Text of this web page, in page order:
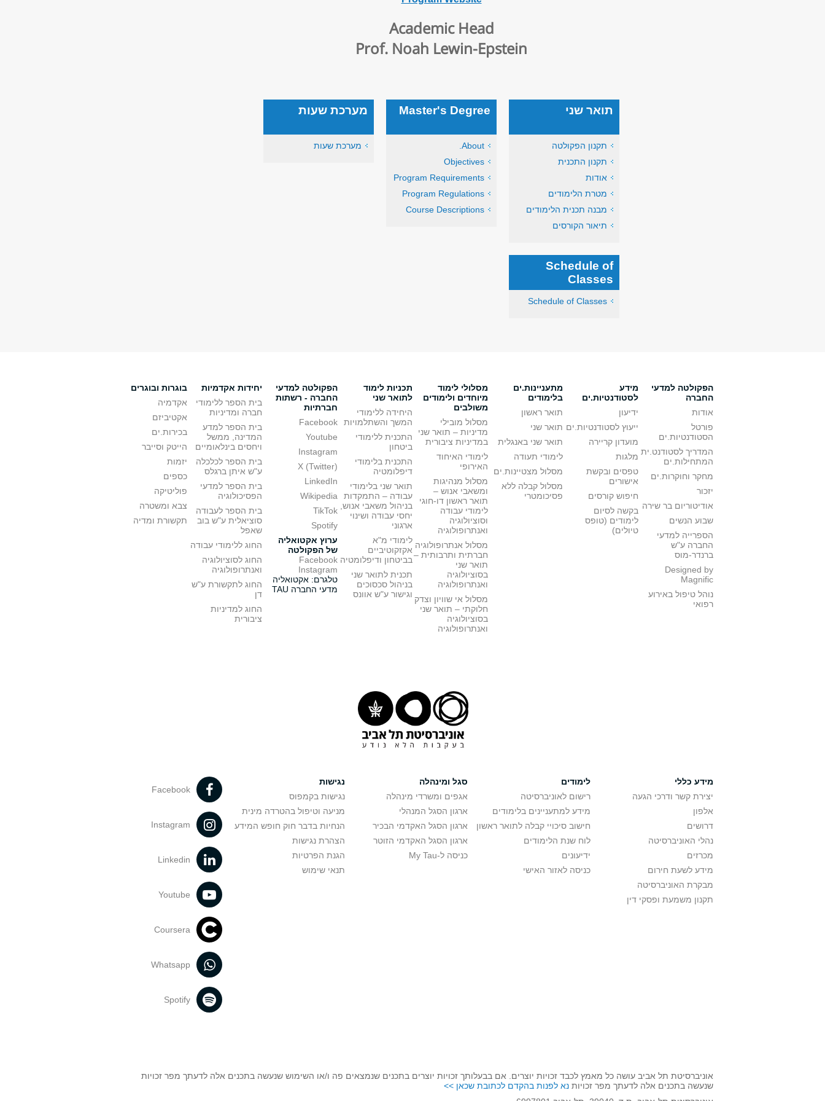
Academic Head
Prof. Noah Lewin-Epstein
תואר שני
תקנון הפקולטה
תקנון התכנית
אודות
מטרת הלימודים
מבנה תכנית הלימודים
תיאור הקורסים
Master's Degree
About.
Objectives
Program Requirements
Program Regulations
Course Descriptions
מערכת שעות
מערכת שעות
Schedule of
Classes
Schedule of Classes
הפקולטה למדעי
החברה
אודות
פורטל
הסטודנטיות.ים
המדריך לסטודנט.ית
המתחילות.ים
מחקר וחוקרות.ים
יזכור
אודיטוריום בר שירה
שבוע הנשים
הספרייה למדעי
החברה ע"ש
ברנדר-מוס
Designed by
Magnific
נוהל טיפול באירוע
רפואי
מידע
לסטודנטיות.ים
ידיעון
ייעוץ לסטודנטיות.ים
מועדון קריירה
מלגות
טפסים ובקשת
אישורים
חיפוש קורסים
בקשה לסיום
לימודים (טופס
טיולים)
מתעניינות.ים
בלימודים
תואר ראשון
תואר שני
תואר שני באנגלית
לימודי תעודה
מסלול מצטיינות.ים
מסלול קבלה ללא
פסיכומטרי
מסלולי לימוד
מיוחדים ולימודים
משולבים
מסלול מובילי
מדיניות – תואר שני
במדיניות ציבורית
לימודי האיחוד
האירופי
מסלול מנהיגות
ומשאבי אנוש –
תואר ראשון דו-חוגי
לימודי עבודה
וסוציולוגיה
ואנתרופולוגיה
מסלול אנתרופולוגיה
חברתית ותרבותית –
תואר שני
בסוציולוגיה
ואנתרופולוגיה
מסלול אי שוויון וצדק
חלוקתי – תואר שני
בסוציולוגיה
ואנתרופולוגיה
תכניות לימוד
לתואר שני
היחידה ללימודי
המשך והשתלמויות
התכנית ללימודי
ביטחון
התכנית בלימודי
דיפלומטיה
תואר שני בלימודי
עבודה – התמקדות
בניהול משאבי אנוש,
יחסי עבודה ושינוי
ארגוני
לימודי מ"א
אקזקוטיביים
בביטחון ודיפלומטיה
תכנית לתואר שני
בניהול סכסוכים
וגישור ע"ש אוונס
הפקולטה למדעי
החברה - רשתות
חברתיות
Facebook
Youtube
Instagram
X (Twitter)
LinkedIn
Wikipedia
TikTok
Spotify
ערוץ אקטואליה
של הפקולטה
Facebook
Instagram
טלגרם: אקטואליה
מדעי החברה TAU
יחידות אקדמיות
בית הספר ללימודי
חברה ומדיניות
בית הספר למדע
המדינה, ממשל
ויחסים בינלאומיים
בית הספר לכלכלה
ע"ש איתן ברגלס
בית הספר למדעי
הפסיכולוגיה
בית הספר לעבודה
סוציאלית ע"ש בוב
שאפל
החוג ללימודי עבודה
החוג לסוציולוגיה
ואנתרופולוגיה
החוג לתקשורת ע"ש
דן
החוג למדיניות
ציבורית
בוגרות ובוגרים
אקדמיה
אקטיביזם
בכירות.ים
הייטק וסייבר
יזמות
כספים
פוליטיקה
צבא ומשטרה
תקשורת ומדיה
מידע כללי
יצירת קשר ודרכי הגעה
אלפון
דרושים
נהלי האוניברסיטה
מכרזים
מידע לשעת חירום
מבקרת האוניברסיטה
תקנון משמעת ופסקי דין
לימודים
רישום לאוניברסיטה
מידע למתעניינים בלימודים
חישוב סיכויי קבלה לתואר ראשון
לוח שנת הלימודים
ידיעונים
כניסה לאזור האישי
סגל ומינהלה
אגפים ומשרדי מינהלה
ארגון הסגל המנהלי
ארגון הסגל האקדמי הבכיר
ארגון הסגל האקדמי הזוטר
כניסה ל-My Tau
נגישות
נגישות בקמפוס
מניעה וטיפול בהטרדה מינית
הנחיות בדבר חוק חופש המידע
הצהרת נגישות
הגנת הפרטיות
תנאי שימוש
Facebook
Instagram
Linkedin
Youtube
Coursera
Whatsapp
Spotify
אוניברסיטת תל אביב עושה כל מאמץ לכבד זכויות יוצרים. אם בבעלותך זכויות יוצרים בתכנים שנמצאים פה ו/או השימוש שנעשה בתכנים אלה לדעתך מפר זכויות
שנעשה בתכנים אלה לדעתך מפר זכויות נא לפנות בהקדם לכתובת שכאן >>